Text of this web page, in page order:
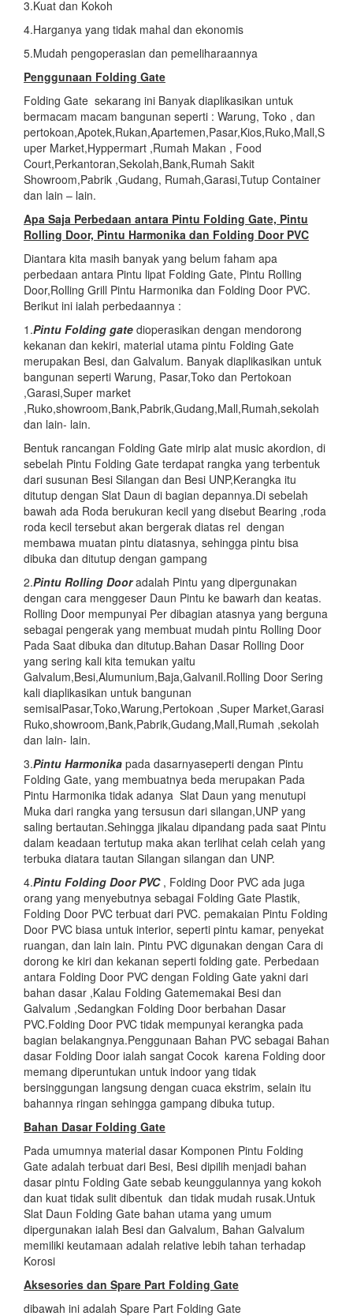
3.Kuat dan Kokoh
4.Harganya yang tidak mahal dan ekonomis
5.Mudah pengoperasian dan pemeliharaannya
Penggunaan Folding Gate
Folding Gate sekarang ini Banyak diaplikasikan untuk
bermacam macam bangunan seperti : Warung, Toko , dan
pertokoan,Apotek,Rukan,Apartemen,Pasar,Kios,Ruko,Mall,S
uper Market,Hyppermart ,Rumah Makan , Food
Court,Perkantoran,Sekolah,Bank,Rumah Sakit
Showroom,Pabrik ,Gudang, Rumah,Garasi,Tutup Container
dan lain – lain.
Apa Saja Perbedaan antara Pintu Folding Gate, Pintu
Rolling Door, Pintu Harmonika dan Folding Door PVC
Diantara kita masih banyak yang belum faham apa
perbedaan antara Pintu lipat Folding Gate, Pintu Rolling
Door,Rolling Grill Pintu Harmonika dan Folding Door PVC.
Berikut ini ialah perbedaannya :
1.Pintu Folding gate dioperasikan dengan mendorong
kekanan dan kekiri, material utama pintu Folding Gate
merupakan Besi, dan Galvalum. Banyak diaplikasikan untuk
bangunan seperti Warung, Pasar,Toko dan Pertokoan
,Garasi,Super market
,Ruko,showroom,Bank,Pabrik,Gudang,Mall,Rumah,sekolah
dan lain- lain.
Bentuk rancangan Folding Gate mirip alat music akordion, di
sebelah Pintu Folding Gate terdapat rangka yang terbentuk
dari susunan Besi Silangan dan Besi UNP,Kerangka itu
ditutup dengan Slat Daun di bagian depannya.Di sebelah
bawah ada Roda berukuran kecil yang disebut Bearing ,roda
roda kecil tersebut akan bergerak diatas rel dengan
membawa muatan pintu diatasnya, sehingga pintu bisa
dibuka dan ditutup dengan gampang
2.Pintu Rolling Dooradalah Pintu yang dipergunakan
dengan cara menggeser Daun Pintu ke bawarh dan keatas.
Rolling Door mempunyai Per dibagian atasnya yang berguna
sebagai pengerak yang membuat mudah pintu Rolling Door
Pada Saat dibuka dan ditutup.Bahan Dasar Rolling Door
yang sering kali kita temukan yaitu
Galvalum,Besi,Alumunium,Baja,Galvanil.Rolling Door Sering
kali diaplikasikan untuk bangunan
semisalPasar,Toko,Warung,Pertokoan ,Super Market,Garasi
Ruko,showroom,Bank,Pabrik,Gudang,Mall,Rumah ,sekolah
dan lain- lain.
3.Pintu Harmonika pada dasarnyaseperti dengan Pintu
Folding Gate, yang membuatnya beda merupakan Pada
Pintu Harmonika tidak adanya Slat Daun yang menutupi
Muka dari rangka yang tersusun dari silangan,UNP yang
saling bertautan.Sehingga jikalau dipandang pada saat Pintu
dalam keadaan tertutup maka akan terlihat celah celah yang
terbuka diatara tautan Silangan silangan dan UNP.
4.Pintu Folding Door PVC, Folding Door PVC ada juga
orang yang menyebutnya sebagai Folding Gate Plastik,
Folding Door PVC terbuat dari PVC. pemakaian Pintu Folding
Door PVC biasa untuk interior, seperti pintu kamar, penyekat
ruangan, dan lain lain. Pintu PVC digunakan dengan Cara di
dorong ke kiri dan kekanan seperti folding gate. Perbedaan
antara Folding Door PVC dengan Folding Gate yakni dari
bahan dasar ,Kalau Folding Gatememakai Besi dan
Galvalum ,Sedangkan Folding Door berbahan Dasar
PVC.Folding Door PVC tidak mempunyai kerangka pada
bagian belakangnya.Penggunaan Bahan PVC sebagai Bahan
dasar Folding Door ialah sangat Cocok karena Folding door
memang diperuntukan untuk indoor yang tidak
bersinggungan langsung dengan cuaca ekstrim, selain itu
bahannya ringan sehingga gampang dibuka tutup.
Bahan Dasar Folding Gate
Pada umumnya material dasar Komponen Pintu Folding
Gate adalah terbuat dari Besi, Besi dipilih menjadi bahan
dasar pintu Folding Gate sebab keunggulannya yang kokoh
dan kuat tidak sulit dibentuk dan tidak mudah rusak.Untuk
Slat Daun Folding Gate bahan utama yang umum
dipergunakan ialah Besi dan Galvalum, Bahan Galvalum
memiliki keutamaan adalah relative lebih tahan terhadap
Korosi
Aksesories dan Spare Part Folding Gate
dibawah ini adalah Spare Part Folding Gate